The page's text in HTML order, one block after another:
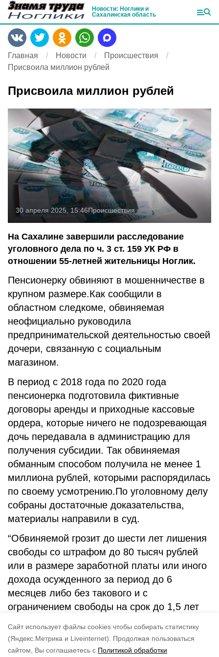
Cайт использует файлы cookies чтобы собирать статистику
(Яндекс.Метрика и Liveinternet).
Продолжая пользоваться
сайтом, Вы соглашаетесь с Политикой обработки
Новости: Ноглики и
Сахалинская область
Главная Новости
Происшествия
Присвоила миллион рублей
Присвоила миллион рублей
30 апреля 2025, 15:46Происшествия
На Сахалине завершили расследование
уголовного дела по ч. 3 ст. 159 УК РФ в
отношении 55-летней жительницы Ноглик.
Пенсионерку обвиняют в мошенничестве в
крупном размере.Как сообщили в
областном следкоме, обвиняемая
неофициально руководила
предпринимательской деятельностью своей
дочери, связанную с социальным
магазином.
В период с 2018 года по 2020 года
пенсионерка подготовила фиктивные
договоры аренды и приходные кассовые
ордера, которые ничего не подозревающая
дочь передавала в администрацию для
получения субсидии. Так обвиняемая
обманным способом получила не менее 1
миллиона рублей, которыми распорядилась
по своему усмотрению.По уголовному делу
собраны достаточные доказательства,
материалы направили в суд.
“Обвиняемой грозит до шести лет лишения
свободы со штрафом до 80 тысяч рублей
или в размере заработной платы или иного
дохода осужденного за период до 6
месяцев либо без такового и с
ограничением свободы на срок до 1,5 лет
прокуратуре.